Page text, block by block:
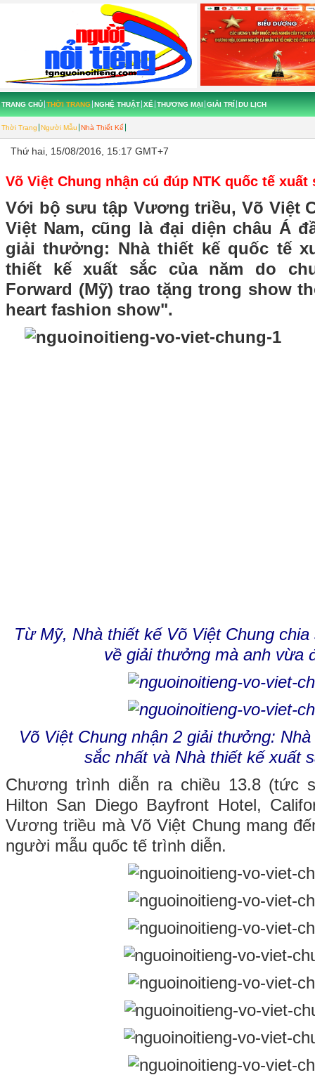
TRANG CHỦ THỜI TRANG
Thời Trang Người Mẫu Nhà Thiết Kế
NGHỆ THUẬT XẾ THƯƠNG MẠI GIẢI TRÍ DU LỊCH
Thứ hai, 15/08/2016, 15:17 GMT+7
Võ Việt Chung nhận cú đúp NTK quốc tế xuất
Với bộ sưu tập Vương triều, Võ Việt
Việt Nam, cũng là đại diện châu Á
giải thưởng: Nhà thiết kế quốc tế
thiết kế xuất sắc của năm do
Forward (Mỹ) trao tặng trong show
heart fashion show".
Từ Mỹ, Nhà thiết kế Võ Việt Chung
về giải thưởng mà anh vừa
Võ Việt Chung nhận 2 giải thưởng:
sắc nhất và Nhà thiết kế xuất
Chương trình diễn ra chiều 13.8 (tức
Hilton San Diego Bayfront Hotel,
Vương triều mà Võ Việt Chung mang
người mẫu quốc tế trình diễn.